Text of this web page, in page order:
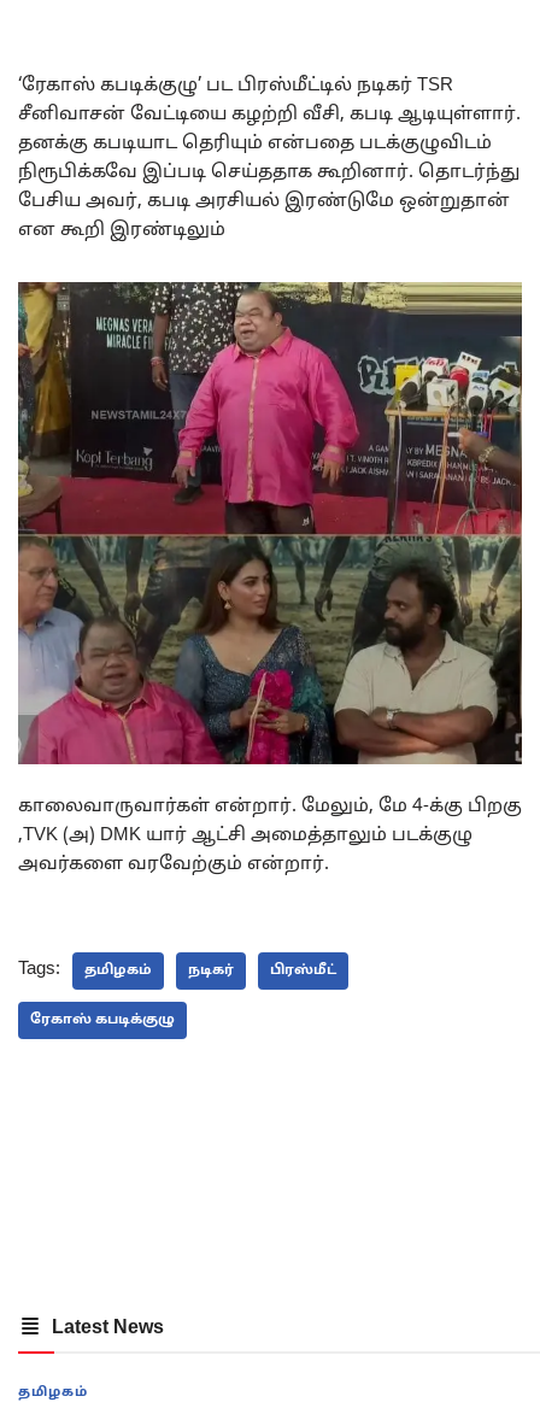
‘ரேகாஸ் கபடிக்குழு’ பட பிரஸ்மீட்டில் நடிகர் TSR
சீனிவாசன் வேட்டியை கழற்றி வீசி, கபடி ஆடியுள்ளார்.
தனக்கு கபடியாட தெரியும் என்பதை படக்குழுவிடம்
நிரூபிக்கவே இப்படி செய்ததாக கூறினார். தொடர்ந்து
பேசிய அவர், கபடி அரசியல் இரண்டுமே ஒன்றுதான்
என கூறி இரண்டிலும்
காலைவாருவார்கள் என்றார். மேலும், மே 4-க்கு பிறகு
,TVK (அ) DMK யார் ஆட்சி அமைத்தாலும் படக்குழு
அவர்களை வரவேற்கும் என்றார்.
Tags: தமிழகம் நடிகர் பிரஸ்மீட்
ரேகாஸ் கபடிக்குழு
Latest News
தமிழகம்